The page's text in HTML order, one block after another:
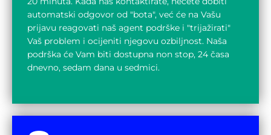
automatski odgovor od "bota", već će na Vašu
prijavu reagovati naš agent podrške i "trijažirati"
Vaš problem i ocijeniti njegovu ozbiljnost. Naša
podrška će Vam biti dostupna non stop, 24 časa
dnevno, sedam dana u sedmici.